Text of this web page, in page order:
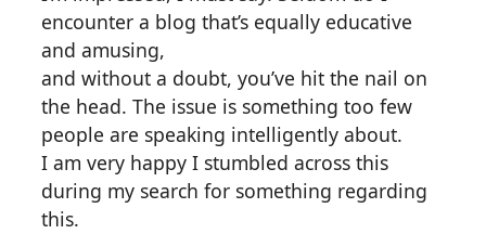
encounter a blog that’s equally educative
and amusing,
and without a doubt, you’ve hit the nail on
the head. The issue is something too few
people are speaking intelligently about.
I am very happy I stumbled across this
during my search for something regarding
this.